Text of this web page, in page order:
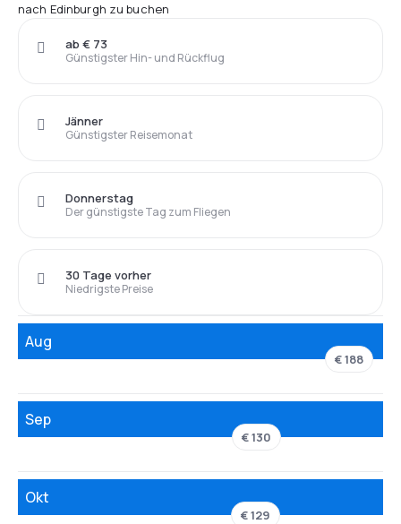
nach Edinburgh zu buchen
Günstigster Hin- und Rückflug
ab € 73
Günstigster Reisemonat
Jänner
Der günstigste Tag zum Fliegen
Donnerstag
Niedrigste Preise
30 Tage vorher
Aug
€ 188
Sep
€ 130
Okt
€ 129